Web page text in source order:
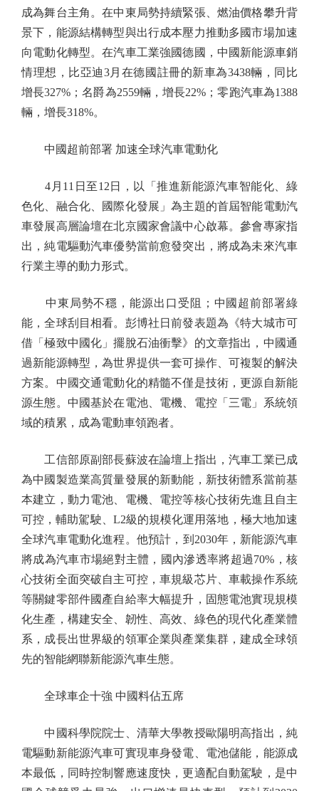
成為舞台主角。在中東局勢持續緊張、燃油價格攀升背
景下，能源結構轉型與出行成本壓力推動多國市場加速
向電動化轉型。在汽車工業強國德國，中國新能源車銷
情理想，比亞迪3月在德國註冊的新車為3438輛，同比
增長327%；名爵為2559輛，增長22%；零跑汽車為1388
輛，增長318%。
中國超前部署 加速全球汽車電動化
4月11日至12日，以「推進新能源汽車智能化、綠
色化、融合化、國際化發展」為主題的首屆智能電動汽
車發展高層論壇在北京國家會議中心啟幕。參會專家指
出，純電驅動汽車優勢當前愈發突出，將成為未來汽車
行業主導的動力形式。
中東局勢不穩，能源出口受阻；中國超前部署綠
能，全球刮目相看。彭博社日前發表題為《特大城市可
借「極致中國化」擺脫石油衝擊》的文章指出，中國通
過新能源轉型，為世界提供一套可操作、可複製的解決
方案。中國交通電動化的精髓不僅是技術，更源自新能
源生態。中國基於在電池、電機、電控「三電」系統領
域的積累，成為電動車領跑者。
工信部原副部長蘇波在論壇上指出，汽車工業已成
為中國製造業高質量發展的新動能，新技術體系當前基
本建立，動力電池、電機、電控等核心技術先進且自主
可控，輔助駕駛、L2級的規模化運用落地，極大地加速
全球汽車電動化進程。他預計，到2030年，新能源汽車
將成為汽車市場絕對主體，國內滲透率將超過70%，核
心技術全面突破自主可控，車規級芯片、車載操作系統
等關鍵零部件國產自給率大幅提升，固態電池實現規模
化生產，構建安全、韌性、高效、綠色的現代化產業體
系，成長出世界級的領軍企業與產業集群，建成全球領
先的智能網聯新能源汽車生態。
全球車企十強 中國料佔五席
中國科學院院士、清華大學教授歐陽明高指出，純
電驅動新能源汽車可實現車身發電、電池儲能，能源成
本最低，同時控制響應速度快，更適配自動駕駛，是中